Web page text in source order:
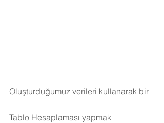
Oluşturduğumuz verileri kullanarak bir
Tablo Hesaplaması yapmak